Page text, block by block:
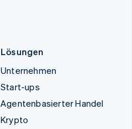
Lösungen
Unternehmen
Start-ups
Agentenbasierter Handel
Krypto